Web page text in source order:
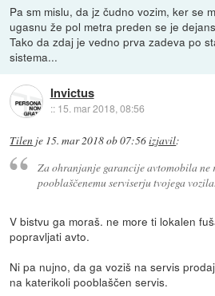
Pa sm mislu, da jz čudno vozim, ker se
ugasnu že pol metra preden se je
Tako da zdaj je vedno prva zadeva po
sistema...
Invictus
:: 15. mar 2018, 08:56
Tilen je 15. mar 2018 ob 07:56izjavil:
Za ohranjanje garancije avtomobila ne
pooblaščenemu serviserju tvojega vozila.
V bistvu ga moraš. ne more ti lokalen
popravljati avto.
Ni pa nujno, da ga voziš na servis
na katerikoli pooblaščen servis.